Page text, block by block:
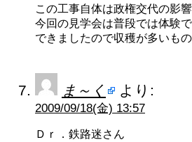
この工事自体は政権交代の影
今回の見学会は普段では体験
できましたので収穫が多いもの
ま～く より:
2009/09/18(金) 13:57
Ｄｒ．鉄路迷さん